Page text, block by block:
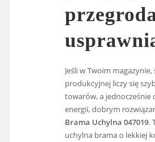
Jeśli w Twoim
produkcyjnej liczy się
towarów, a jednocześnie
energii, dobrym
Brama Uchylna 047019.
uchylna brama o lekkiej